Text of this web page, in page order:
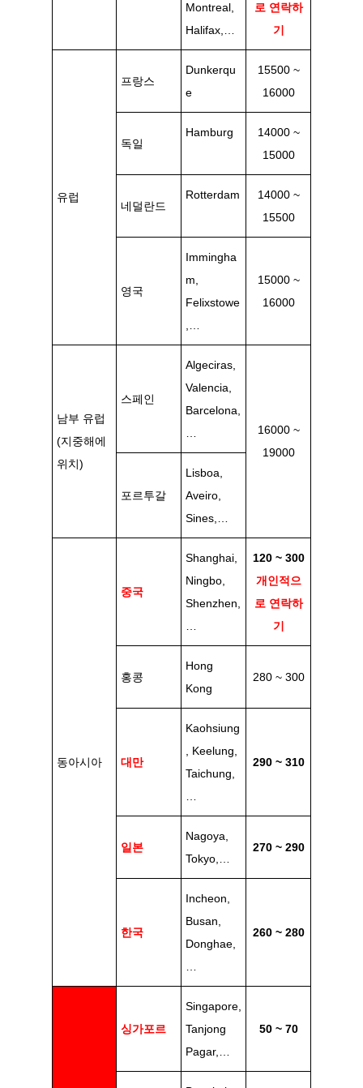
Montreal,
Halifax,…
로 연락하
기
유럽
프랑스
Dunkerqu
e
15500 ~
16000
독일
Hamburg
14000 ~
15000
네덜란드
Rotterdam
14000 ~
15500
영국
Immingha
m,
Felixstowe
,…
15000 ~
16000
남부 유럽
(지중해에
위치)
스페인
Algeciras,
Valencia,
Barcelona,
…
16000 ~
19000
포르투갈
Lisboa,
Aveiro,
Sines,…
동아시아
중국
Shanghai,
Ningbo,
Shenzhen,
…
120 ~ 300
개인적으
로 연락하
기
홍콩
Hong
Kong
280 ~ 300
대만
Kaohsiung
, Keelung,
Taichung,
…
290 ~ 310
일본
Nagoya,
Tokyo,…
270 ~ 290
한국
Incheon,
Busan,
Donghae,
…
260 ~ 280
싱가포르
Singapore,
Tanjong
Pagar,…
50 ~ 70